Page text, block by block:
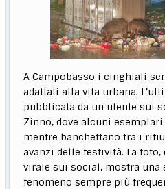
A Campobasso i cinghiali
adattati alla vita urbana.
pubblicata da un utente sui
Zinno, dove alcuni
mentre banchettano tra i
avanzi delle festività. La
virale sui social, mostra una
fenomeno sempre più